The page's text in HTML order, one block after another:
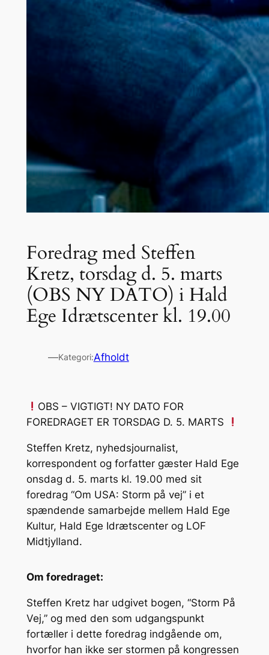
Foredrag med Steffen
Kretz, torsdag d. 5. marts
(OBS NY DATO) i Hald
Ege Idrætscenter kl. 19.00
—Kategori:Afholdt
OBS – VIGTIGT! NY DATO FOR
FOREDRAGET ER TORSDAG D. 5. MARTS
Steffen Kretz, nyhedsjournalist,
korrespondent og forfatter gæster Hald Ege
onsdag d. 5. marts kl. 19.00 med sit
foredrag “Om USA: Storm på vej” i et
spændende samarbejde mellem Hald Ege
Kultur, Hald Ege Idrætscenter og LOF
Midtjylland.
Om foredraget:
Steffen Kretz har udgivet bogen, “Storm På
Vej,” og med den som udgangspunkt
fortæller i dette foredrag indgående om,
hvorfor han ikke ser stormen på kongressen